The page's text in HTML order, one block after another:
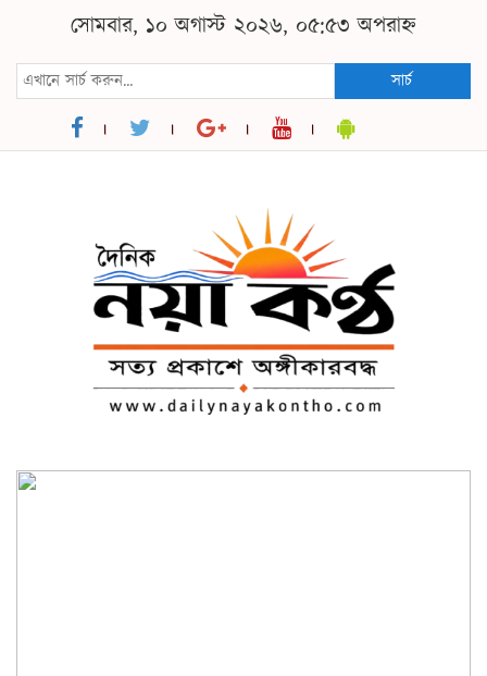
সোমবার, ১০ অগাস্ট ২০২৬, ০৫:৫৩ অপরাহ্ন
সার্চ